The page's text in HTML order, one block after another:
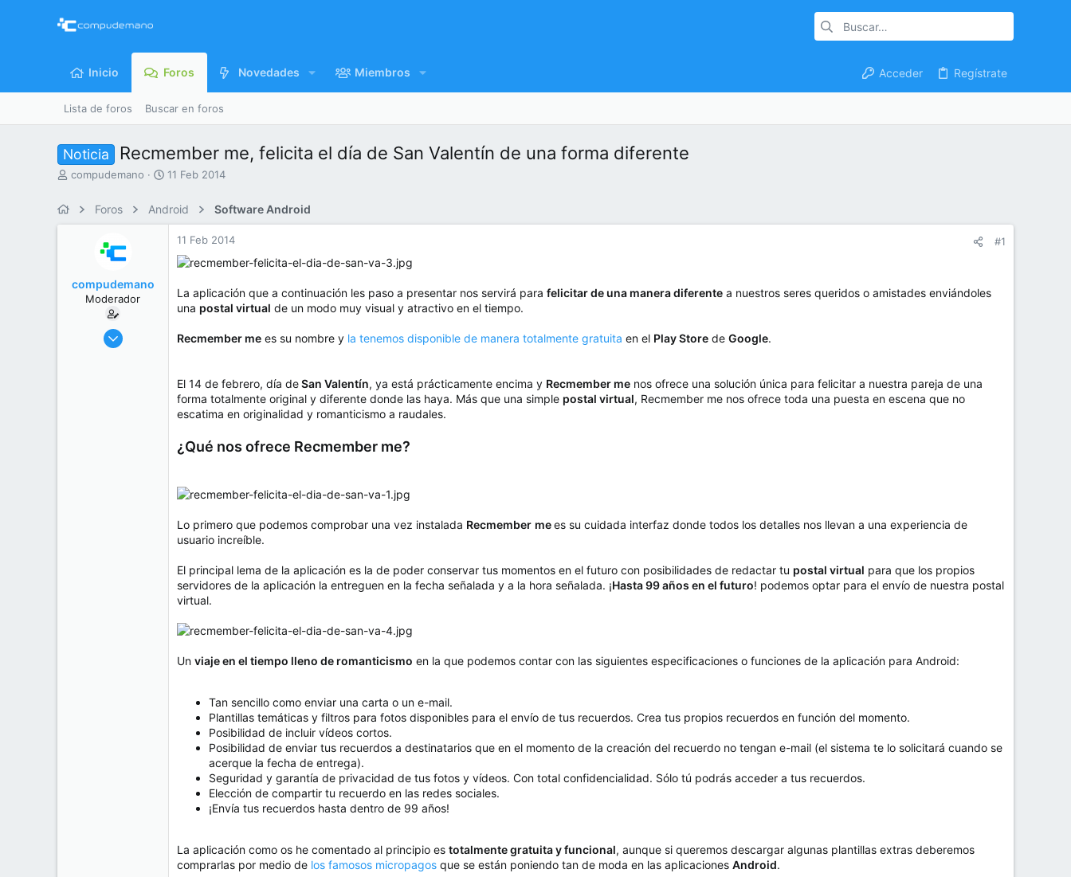
Inicio Foros Novedades Miembros Acceder Regístrate
Lista de foros Buscar en foros
Noticia Recmember me, felicita el día de San Valentín de una forma diferente
I
r
compudemano
F
c
h
11 Feb 2014
Foros Android Software Android
compudemano
Moderador
26 Jul 2013
11 Feb 2014 #1
La aplicación que a continuación les paso a presentar nos servirá para felicitar de una manera diferente a nuestros seres queridos o amistades enviándoles
una postal virtual de un modo muy visual y atractivo en el tiempo.
Recmember me es su nombre y la tenemos disponible de manera totalmente gratuita en el Play Store de Google.
El 14 de febrero, día deSan Valentín, ya está prácticamente encima y Recmember me nos ofrece una solución única para felicitar a nuestra pareja de una
forma totalmente original y diferente donde las haya. Más que una simple postal virtual, Recmember me nos ofrece toda una puesta en escena que no
escatima en originalidad y romanticismo a raudales.
¿Qué nos ofrece Recmember me?
Lo primero que podemos comprobar una vez instalada Recmember mees su cuidada interfaz donde todos los detalles nos llevan a una experiencia de
usuario increíble.
El principal lema de la aplicación es la de poder conservar tus momentos en el futuro con posibilidades de redactar tu postal virtual para que los propios
servidores de la aplicación la entreguen en la fecha señalada y a la hora señalada. ¡Hasta 99 años en el futuro! podemos optar para el envío de nuestra postal
virtual.
Un viaje en el tiempo lleno de romanticismo en la que podemos contar con las siguientes especificaciones o funciones de la aplicación para Android:
Tan sencillo como enviar una carta o un e-mail.
Plantillas temáticas y filtros para fotos disponibles para el envío de tus recuerdos. Crea tus propios recuerdos en función del momento.
Posibilidad de incluir vídeos cortos.
Posibilidad de enviar tus recuerdos a destinatarios que en el momento de la creación del recuerdo no tengan e-mail (el sistema te lo solicitará cuando se
acerque la fecha de entrega).
Seguridad y garantía de privacidad de tus fotos y vídeos. Con total confidencialidad. Sólo tú podrás acceder a tus recuerdos.
Elección de compartir tu recuerdo en las redes sociales.
¡Envía tus recuerdos hasta dentro de 99 años!
La aplicación como os he comentado al principio es totalmente gratuita y funcional, aunque si queremos descargar algunas plantillas extras deberemos
comprarlas por medio de los famosos micropagos que se están poniendo tan de moda en las aplicaciones Android.